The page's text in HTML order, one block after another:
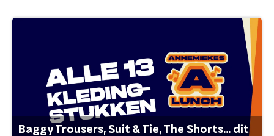
Baggy Trousers, Suit & Tie, The Shorts... dit